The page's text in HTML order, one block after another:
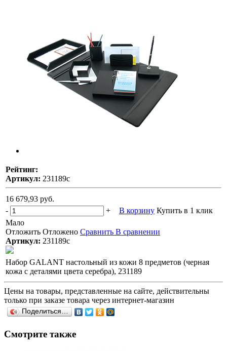
Рейтинг:
Артикул: 231189с
16 679,93 руб.
-
+ В корзину Купить в 1 клик
Мало
Отложить Отложено Сравнить В сравнении
Артикул: 231189с
Набор GALANT настольный из кожи 8 предметов (черная
кожа с деталями цвета серебра), 231189
Цены на товары, представленные на сайте, действительны
только при заказе товара через интернет-магазин
Поделиться…
Смотрите также